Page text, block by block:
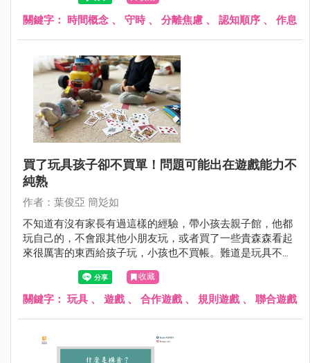
關鍵字： 時間概念 、 守時 、 分離焦慮 、 認知順序 、 作息
買了玩具孩子卻不買單！問題可能出在遊戲能力不
純熟
作者：葉俊亞 簡彣如
不知道有沒有家長有過這樣的經驗，帶小孩去親子館，他都
玩自己的，不會跟其他小朋友玩，或者買了一些貴森森看起
來很厲害的東西給孩子玩，小孩也不買帳。難道是玩具不有
趣，還是我的小朋友哪裡有問題嗎？其實，孩子的遊戲能
力，是有分階段的，先別急！我們一起找出解決的方案。
收藏
關鍵字： 玩具 、 遊戲、 合作遊戲、 規則遊戲、 聯合遊戲